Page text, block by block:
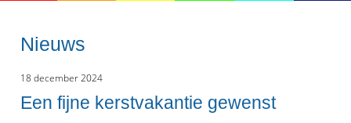
Nieuws
18 december 2024
Een fijne kerstvakantie gewenst